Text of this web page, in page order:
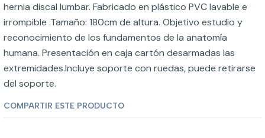
hernia discal lumbar. Fabricado en plástico PVC lavable e
irrompible .Tamaño: 180cm de altura. Objetivo estudio y
reconocimiento de los fundamentos de la anatomía
humana. Presentación en caja cartón desarmadas las
extremidades.Incluye soporte con ruedas, puede retirarse
del soporte.
COMPARTIR ESTE PRODUCTO